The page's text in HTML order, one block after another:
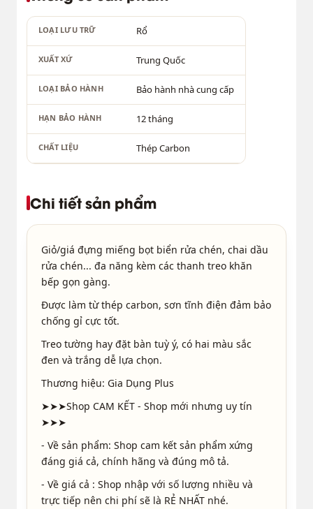
LOẠI LƯU TRỮ Rổ
XUẤT XỨ Trung Quốc
LOẠI BẢO HÀNH Bảo hành nhà cung cấp
HẠN BẢO HÀNH 12 tháng
CHẤT LIỆU Thép Carbon
Chi tiết sản phẩm
Giỏ/giá đựng miếng bọt biển rửa chén, chai dầu
rửa chén... đa năng kèm các thanh treo khăn
bếp gọn gàng.
Được làm từ thép carbon, sơn tĩnh điện đảm bảo
chống gỉ cực tốt.
Treo tường hay đặt bàn tuỳ ý, có hai màu sắc
đen và trắng dễ lựa chọn.
Thương hiệu: Gia Dụng Plus
➤➤➤Shop CAM KẾT - Shop mới nhưng uy tín
➤➤➤
- Về sản phẩm: Shop cam kết sản phẩm xứng
đáng giá cả, chính hãng và đúng mô tả.
- Về giá cả : Shop nhập với số lượng nhiều và
trực tiếp nên chi phí sẽ là RẺ NHẤT nhé.